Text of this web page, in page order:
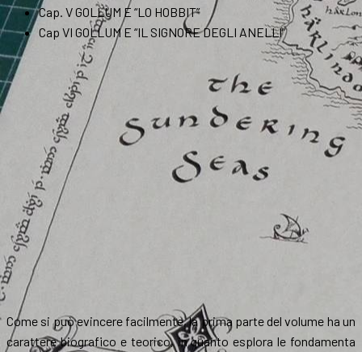
Cap. V GOLLUM E “LO HOBBIT”
Cap VI GOLLUM E “IL SIGNORE DEGLI ANELLI”
Come si può evincere facilmente, la prima parte del volume ha un
carattere biografico e teorico, in quanto esplora le fondamenta